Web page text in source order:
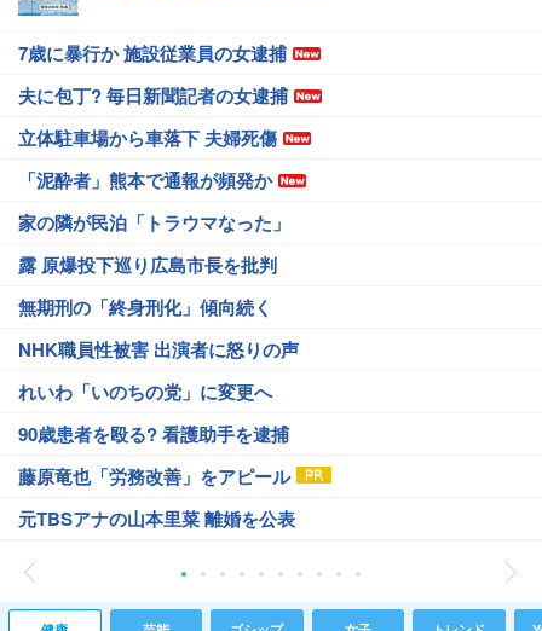
7歳に暴行か 施設従業員の女逮捕
夫に包丁? 毎日新聞記者の女逮捕
立体駐車場から車落下 夫婦死傷
「泥酔者」熊本で通報が頻発か
家の隣が民泊「トラウマなった」
露 原爆投下巡り広島市長を批判
無期刑の「終身刑化」傾向続く
NHK職員性被害 出演者に怒りの声
れいわ「いのちの党」に変更へ
90歳患者を殴る? 看護助手を逮捕
藤原竜也「労務改善」をアピール
元TBSアナの山本里菜 離婚を公表